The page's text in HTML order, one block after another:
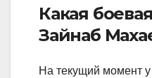
Какая
Зайнаб
На текущий момент